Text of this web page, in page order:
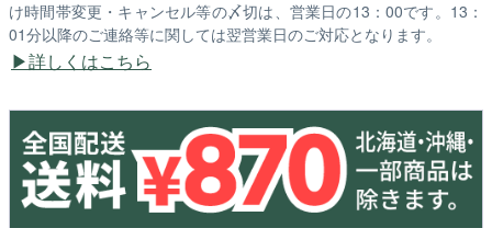
け時間帯変更・キャンセル等の〆切は、営業日の13：00です。13：
01分以降のご連絡等に関しては翌営業日のご対応となります。
詳しくはこちら